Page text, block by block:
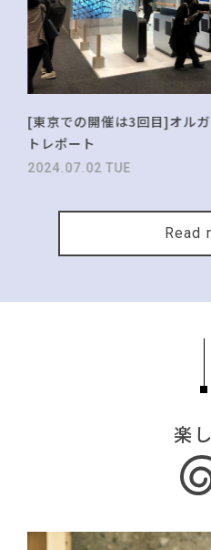
[東京での開催は3回目]オル
トレポート
2024.07.02 TUE
Read
楽